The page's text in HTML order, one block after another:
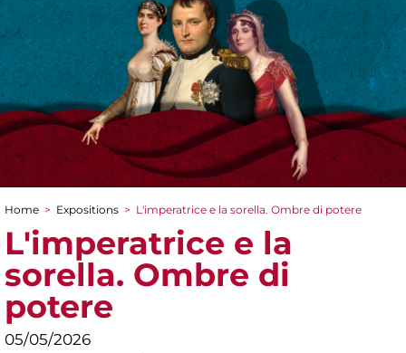
You are here
Home > Expositions > L'imperatrice e la sorella. Ombre di potere
L'imperatrice e la
sorella. Ombre di
potere
05/05/2026